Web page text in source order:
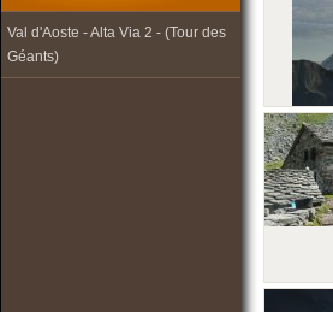
Val d'Aoste - Alta Via 2 - (Tour des
Géants)